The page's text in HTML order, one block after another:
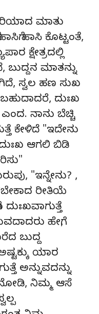
ಮಾತು
ಹಾಸಿ ಕೊಟ್ಟಂತೆ,
ಕ್ಷೇತ್ರದಲ್ಲಿ
ಮಾತನ್ನು
ಸ್ವಲ ಹಣ ಸುಖ
ದುಃಖ
ನಾನು ಬೆಚ್ಚಿ
ಕೇಳಿದೆ "ಇದೇನು
ಆಗಲಿ ಬಿಡಿ
"ಇನ್ನೇನು? ,
ರೀತಿಯೆ
ಹೇಗೆ,
ಬುದ್ದ
ಯಾರ
ಅನ್ನುವದನ್ನು
ನಿಮ್ಮ ಆಸೆ